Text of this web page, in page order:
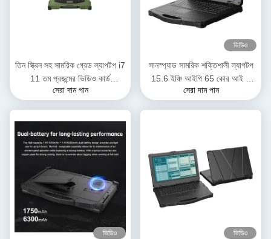
তিন স্ক্রিন সহ সামরিক গ্রেড ল্যাপটপ i7
11 তম প্রজন্মের ভিডিও কার্ড
GTX1650 4GB RTX3050
সেরা দাম পান
ভিডিও
সানস্প্যাড সামরিক শক্তিশালী ল্যাপটপ
15.6 ইঞ্চি আইপি 65 কোর আই 5
আই 7 11 তম ফিঙ্গারপ্রিন্ট এলটিই 4 জি
সেরা দাম পান
ভিডিও ভিডিও